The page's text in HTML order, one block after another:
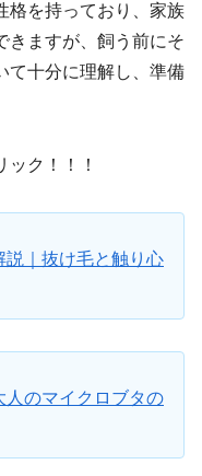
格を持っており、家族
きますが、飼う前にそ
て十分に理解し、準備
ック！！！
説｜抜け毛と触り心
のマイクロブタの